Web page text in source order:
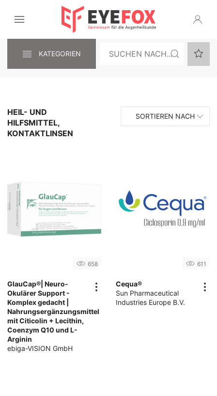
KATEGORIEN
HEIL- UND
HILFSMITTEL,
KONTAKTLINSEN
SORTIEREN NACH
658
GlauCap®| Neuro-
Okulärer Support -
Komplex gedacht |
Nahrungsergänzungsmittel
mit Citicolin + Lecithin,
Coenzym Q10 und L-
Arginin
ebiga-VISION GmbH
611
Cequa®
Sun Pharmaceutical
Industries Europe B.V.